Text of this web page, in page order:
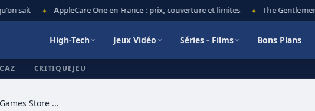
sait AppleCare One en France : prix, couverture et limites The Gentlemen
High-Tech Jeux Vidéo Séries - Films Bons Plans
CRITIQUEJEU
Le prochain jeu gratuit de l’Epic Games Store : Galactic Civilizations III